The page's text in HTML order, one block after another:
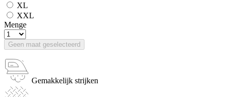
XL
XXL
Menge
Geen maat geselecteerd
Gemakkelijk strijken